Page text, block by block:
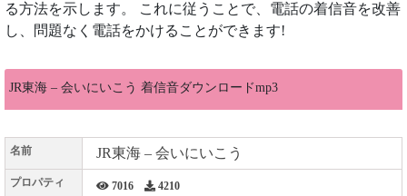
る方法を示します。 これに従うことで、電話の着信音を改善
し、問題なく電話をかけることができます!
JR東海 – 会いにいこう 着信音ダウンロードmp3
名前 JR東海 – 会いにいこう
プロパティ 7016 4210